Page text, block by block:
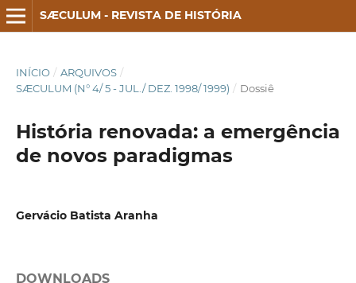
SÆCULUM - REVISTA DE HISTÓRIA
INÍCIO / ARQUIVOS /
SÆCULUM (N° 4/ 5 - JUL./ DEZ. 1998/ 1999) / Dossiê
História renovada: a emergência
de novos paradigmas
Gervácio Batista Aranha
DOWNLOADS